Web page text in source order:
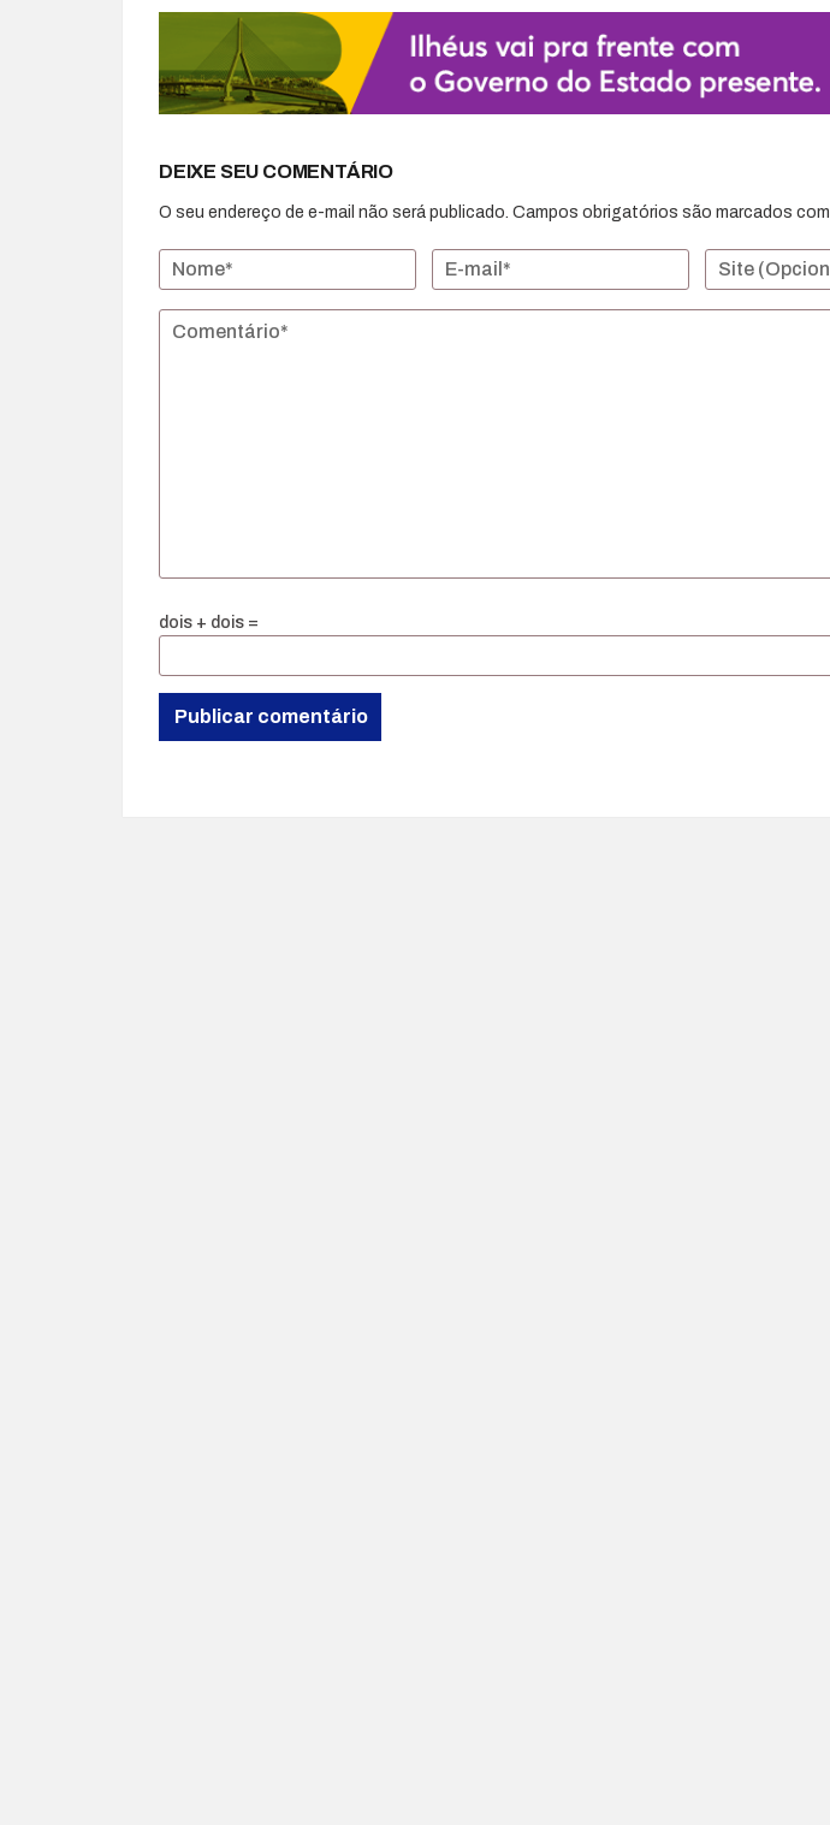
DEIXE SEU COMENTÁRIO
O seu endereço de e-mail não será publicado. Campos obrigatórios são marcados com
dois + dois =